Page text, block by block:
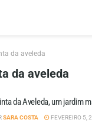
da aveleda
da aveleda
da Aveleda, um jardim
SARA COSTA FEVEREIRO 5,